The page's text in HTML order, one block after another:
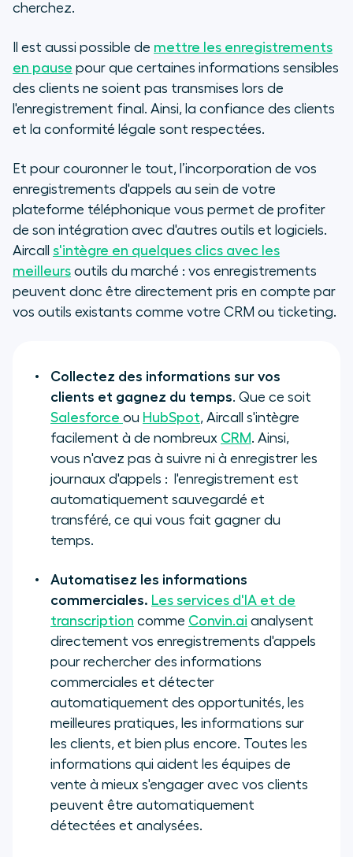
cherchez.
Il est aussi possible de mettre les enregistrements
en pause pour que certaines informations sensibles
des clients ne soient pas transmises lors de
l'enregistrement final. Ainsi, la confiance des clients
et la conformité légale sont respectées.
Et pour couronner le tout, l’incorporation de vos
enregistrements d'appels au sein de votre
plateforme téléphonique vous permet de profiter
de son intégration avec d'autres outils et logiciels.
Aircall s'intègre en quelques clics avec les
meilleurs outils du marché : vos enregistrements
peuvent donc être directement pris en compte par
vos outils existants comme votre CRM ou ticketing.
Collectez des informations sur vos
clients et gagnez du temps. Que ce soit
Salesforce ou HubSpot, Aircall s'intègre
facilement à de nombreux CRM. Ainsi,
vous n'avez pas à suivre ni à enregistrer les
journaux d'appels : l'enregistrement est
automatiquement sauvegardé et
transféré, ce qui vous fait gagner du
temps.
Automatisez les informations
commerciales. Les services d'IA et de
transcription comme Convin.ai analysent
directement vos enregistrements d'appels
pour rechercher des informations
commerciales et détecter
automatiquement des opportunités, les
meilleures pratiques, les informations sur
les clients, et bien plus encore. Toutes les
informations qui aident les équipes de
vente à mieux s'engager avec vos clients
peuvent être automatiquement
détectées et analysées.